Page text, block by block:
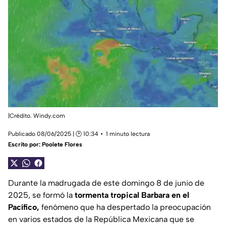
|Crédito. Windy.com
Publicado 08/06/2025 | 🕑 10:34
1 minuto lectura
Escrito por: Poolete Flores
Durante la madrugada de este domingo 8 de junio de
2025, se formó la tormenta tropical Barbara en el
Pacífico, fenómeno que ha despertado la preocupación
en varios estados de la República Mexicana que se